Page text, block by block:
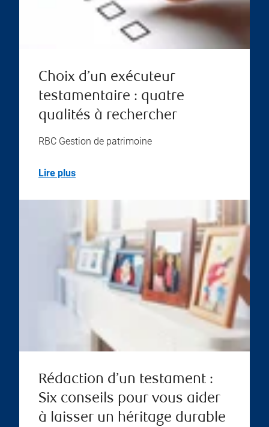
Choix d’un exécuteur
testamentaire : quatre
qualités à rechercher
RBC Gestion de patrimoine
Lire plus
Rédaction d’un testament :
Six conseils pour vous aider
à laisser un héritage durable